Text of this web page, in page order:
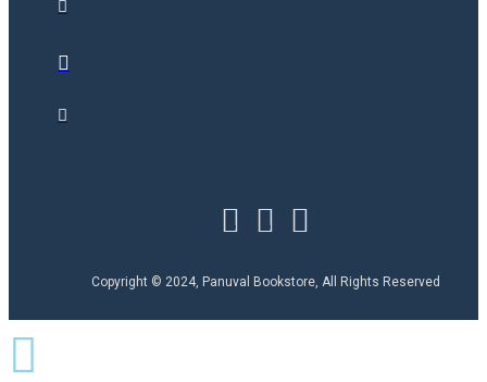
Copyright © 2024, Panuval Bookstore, All Rights Reserved